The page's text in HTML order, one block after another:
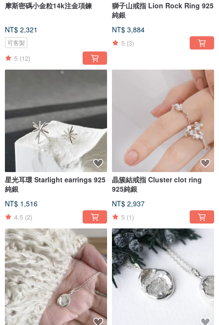
摩斯密碼小金粒14k注金項鍊
NT$ 2,321
可客製
5 (12)
獅子山戒指 Lion Rock Ring 925
純銀
NT$ 3,884
5 (3)
星光耳環 Starlight earrings 925
純銀
NT$ 1,516
4.5 (2)
晶簇結戒指 Cluster clot ring
925純銀
NT$ 2,937
5 (1)